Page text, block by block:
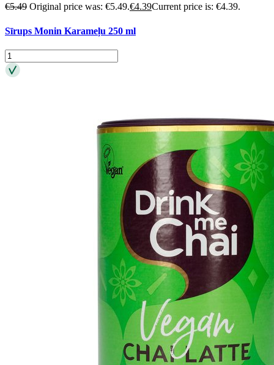
€5.49 Original price was: €5.49.€4.39Current price is: €4.39.
Sīrups Monin Karameļu 250 ml